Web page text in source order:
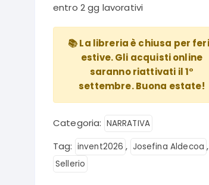
entro 2 gg lavorativi
📚 La libreria è chiusa per
estive. Gli acquisti online
saranno riattivati il 1°
settembre. Buona estate!
Categoria: NARRATIVA
Tag: invent2026 , Josefina Aldecoa ,
Sellerio